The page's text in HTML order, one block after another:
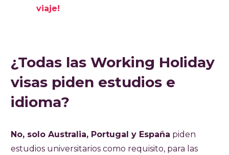
viaje!
¿Todas las Working Holiday
visas piden estudios e
idioma?
No, solo Australia, Portugal y España piden
estudios universitarios como requisito, para las